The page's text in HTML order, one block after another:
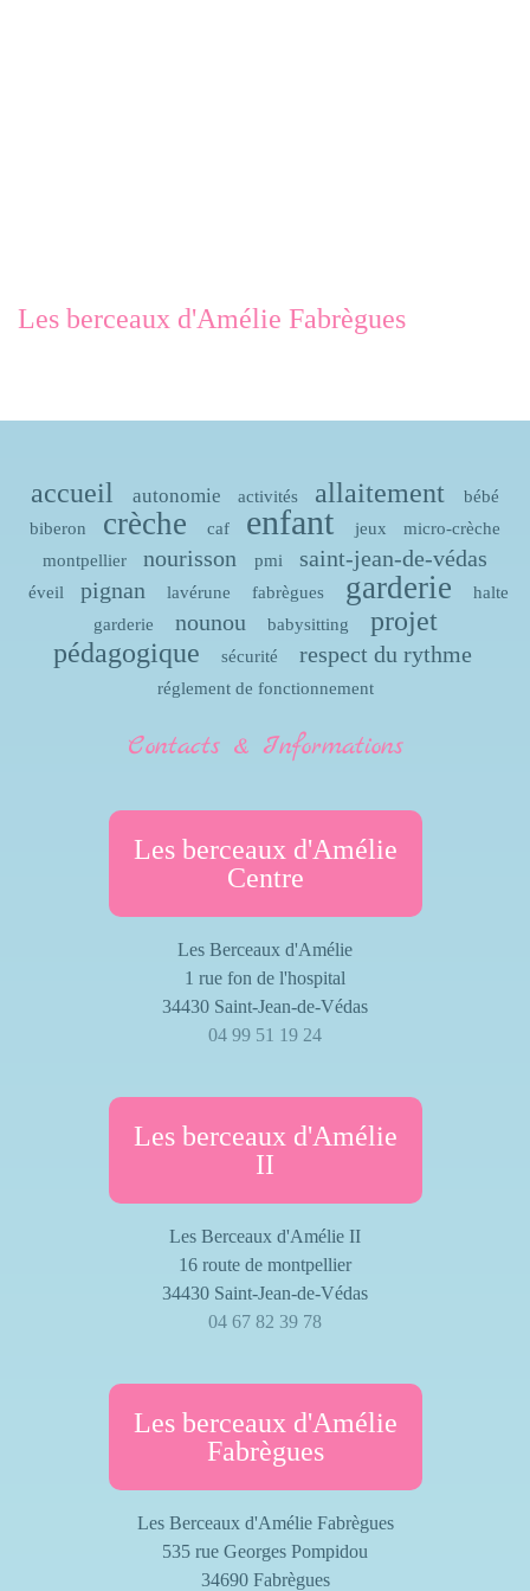
Les berceaux d'Amélie Fabrègues
accueil autonomie activités allaitement
bébé
biberon
crèche caf enfant jeux
micro-crèche
montpellier
nourisson pmi saint-jean-de-védas
éveil pignan lavérune fabrègues garderie
halte
garderie
nounou babysitting
projet
pédagogique
sécurité respect du rythme
réglement de fonctionnement
Contacts & Informations
Les berceaux d'Amélie
Centre
Les Berceaux d'Amélie
1 rue fon de l'hospital
34430 Saint-Jean-de-Védas
04 99 51 19 24
Les berceaux d'Amélie
II
Les Berceaux d'Amélie II
16 route de montpellier
34430 Saint-Jean-de-Védas
04 67 82 39 78
Les berceaux d'Amélie
Fabrègues
Les Berceaux d'Amélie Fabrègues
535 rue Georges Pompidou
34690 Fabrègues